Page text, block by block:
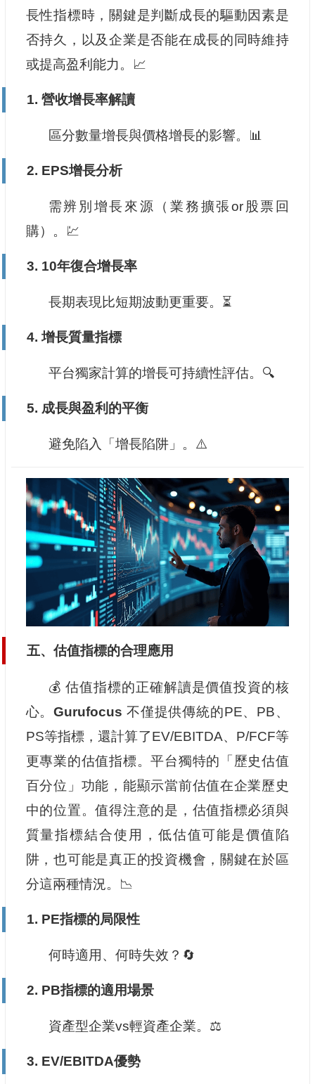
長性指標時，關鍵是判斷成長的驅動因素是
否持久，以及企業是否能在成長的同時維持
或提高盈利能力。📈
1. 營收增長率解讀
區分數量增長與價格增長的影響。📊
2. EPS增長分析
需辨別增長來源（業務擴張or股票回
購）。💹
3. 10年復合增長率
長期表現比短期波動更重要。⏳
4.增長質量指標
平台獨家計算的增長可持續性評估。🔍
5. 成長與盈利的平衡
避免陷入「增長陷阱」。⚠️
五、估值指標的合理應用
💰 估值指標的正確解讀是價值投資的核
心。Gurufocus 不僅提供傳統的PE、PB、
PS等指標，還計算了EV/EBITDA、P/FCF等
更專業的估值指標。平台獨特的「歷史估值
百分位」功能，能顯示當前估值在企業歷史
中的位置。值得注意的是，估值指標必須與
質量指標結合使用，低估值可能是價值陷
阱，也可能是真正的投資機會，關鍵在於區
分這兩種情況。📉
1. PE指標的局限性
何時適用、何時失效？🔄
2. PB指標的適用場景
資產型企業vs輕資產企業。⚖️
3. EV/EBITDA優勢